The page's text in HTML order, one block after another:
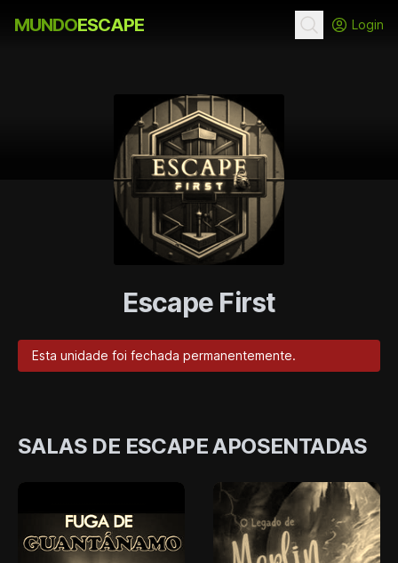
MUNDOESCAPE Login
Escape First
Esta unidade foi fechada permanentemente.
SALAS DE ESCAPE APOSENTADAS